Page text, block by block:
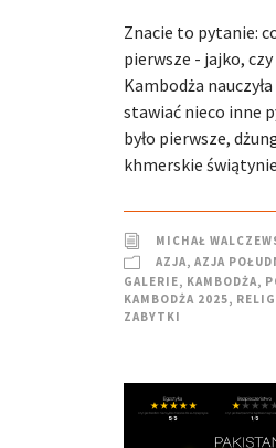
Znacie to pytanie:
pierwsze - jajko, czy
Kambodża
stawiać nieco inne
było pierwsze,
khmerskie
MICHAŁ
AZJA, AZJA
GALERIE, KAMBODŻA,
KAMBODŻA 2025,
ZABYTKI